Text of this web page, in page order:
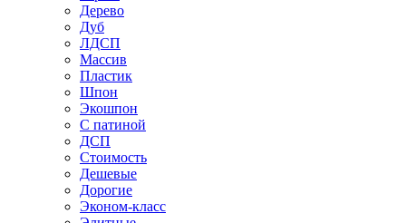
Дерево
Дуб
ЛДСП
Массив
Пластик
Шпон
Экошпон
С патиной
ДСП
Стоимость
Дешевые
Дорогие
Эконом-класс